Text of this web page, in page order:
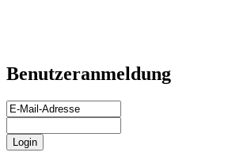
Benutzeranmeldung